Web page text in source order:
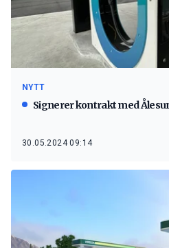
NYTT
Signerer kontrakt med
30.05.2024 09:14